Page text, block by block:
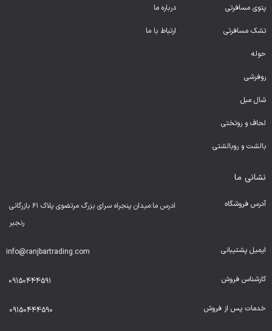
پتوی مسافرتی
تشک مسافرتی
حوله
روفرشی
شال مبل
لحاف و روتختی
بالشت و روبالشتی
درباره ما
ارتباط با ما
نشانی ما
آدرس فروشگاه
ادرس ما:میدان پنجراه سرای بزرگ مرتضوی پلاک ۶۱ بازرگانی
رنجبر
ایمیل پشتیبانی info@ranjbartrading.com
کارشناس فروش 09150444591
خدمات پس از فروش 09150444590